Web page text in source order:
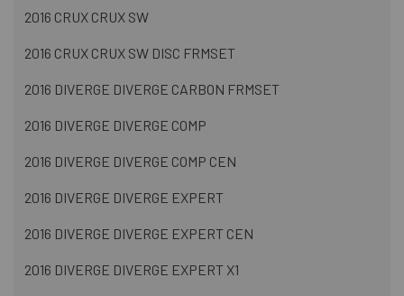
2016 CRUX CRUX SW
2016 CRUX CRUX SW DISC FRMSET
2016 DIVERGE DIVERGE CARBON FRMSET
2016 DIVERGE DIVERGE COMP
2016 DIVERGE DIVERGE COMP CEN
2016 DIVERGE DIVERGE EXPERT
2016 DIVERGE DIVERGE EXPERT CEN
2016 DIVERGE DIVERGE EXPERT X1